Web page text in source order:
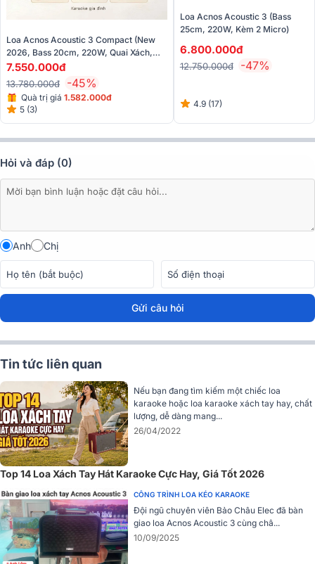
Loa Acnos Acoustic 3 Compact (New
2026, Bass 20cm, 220W, Quai Xách,
Pin Rời, Kèm 2 Micro)
7.550.000đ
13.780.000đ -45%
Quà trị giá 1.582.000đ
5 (3)
Loa Acnos Acoustic 3 (Bass
25cm, 220W, Kèm 2 Micro)
6.800.000đ
12.750.000đ -47%
4.9 (17)
Hỏi và đáp (0)
Anh Chị
Gửi câu hỏi
Tin tức liên quan
Nếu bạn đang tìm kiếm một chiếc loa
karaoke hoặc loa karaoke xách tay hay, chất
lượng, dễ dàng mang...
26/04/2022
Top 14 Loa Xách Tay Hát Karaoke Cực Hay, Giá Tốt 2026
CÔNG TRÌNH LOA KÉO KARAOKE
Đội ngũ chuyên viên Bảo Châu Elec đã bàn
giao loa Acnos Acoustic 3 cùng châ...
10/09/2025